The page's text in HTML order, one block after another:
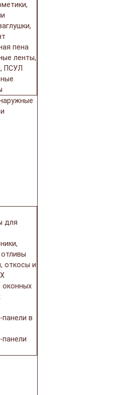
пена
ленты,
ПСУЛ
для
откосы и
оконных
в